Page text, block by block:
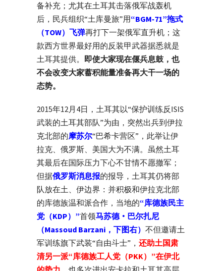
备补充；尤其在土耳其击落俄军战轰机
后，民兵组织“土库曼旅”用“BGM-71”拖式
（TOW）飞弹再打下一架俄军直升机；这
款西方世界最好用的反装甲武器据悉就是
土耳其提供。 即使大家现在偃兵息鼓，也
不会改变大家蓄积能量准备再大干一场的
态势。
2015年12月4日，土耳其以“保护训练反ISIS
武装的土耳其部队”为由，突然出兵到伊拉
克北部的摩苏尔“巴希卡营区”，此举让伊
拉克、俄罗斯、美国大为不满。虽然土耳
其最后在国际压力下心不甘情不愿撤军；
但据俄罗斯消息报的报导，土耳其仍将部
队放在土、伊边界：并积极和伊拉克北部
的库德族温和派合作，当地的“库德族民主
党（KDP）”首领马苏德‧巴尔扎尼
（Massoud Barzani，下图右） 不但邀请土
军训练旗下武装“自由斗士”， 还助土国肃
清另一派“库德族工人党（PKK）”在伊北